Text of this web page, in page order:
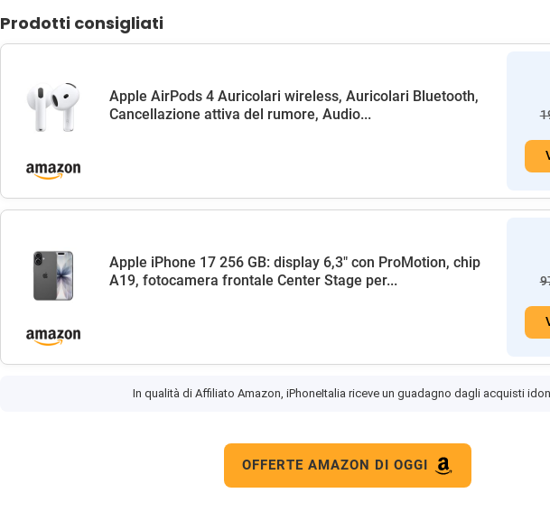
Prodotti consigliati
Apple AirPods 4 Auricolari wireless, Auricolari Bluetooth,
Cancellazione attiva del rumore, Audio...
Apple iPhone 17 256 GB: display 6,3" con ProMotion, chip
A19, fotocamera frontale Center Stage per...
In qualità di Affiliato Amazon, iPhoneItalia riceve un guadagno dagli acquisti
OFFERTE AMAZON DI OGGI